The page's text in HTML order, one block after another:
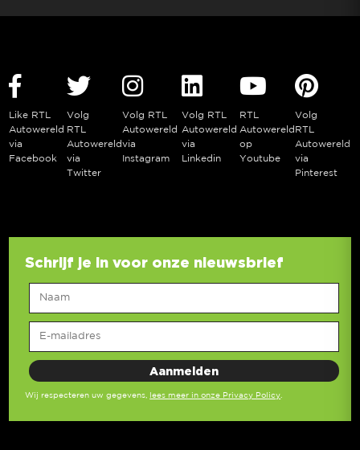
Like RTL
Autowereld
via
Facebook
Volg
RTL
Autowereld
via
Twitter
Volg RTL
Autowereld
via
Instagram
Volg RTL
Autowereld
via
Linkedin
RTL
Autowereld
op
Youtube
Volg
RTL
Autowereld
via
Pinterest
Schrijf je in voor onze nieuwsbrief
Wij respecteren uw gegevens, lees meer in onze Privacy Policy